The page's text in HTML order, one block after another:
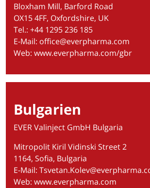
Bloxham Mill, Barford Road
OX15 4FF, Oxfordshire, UK
Tel.: +44 1295 236 185
E-Mail: office@everpharma.com
Web: www.everpharma.com/gbr
Bulgarien
EVER Valinject GmbH Bulgaria
Mitropolit Kiril Vidinski Street 2
1164, Sofia, Bulgaria
E-Mail:
Web: www.everpharma.com